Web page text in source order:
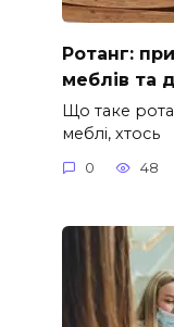
Ротанг:
меблів та
Що таке
меблі, хтось
0 48